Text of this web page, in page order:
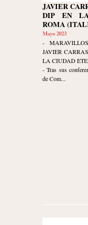
JAVIER
DIP EN LA
ROMA
Mayo 2023
-
JAVIER
LA CIUDAD
- Tras sus
de Com...